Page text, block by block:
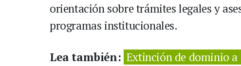
orientación sobre trámites legales y
programas institucionales.
Lea también: Extinción de dominio a